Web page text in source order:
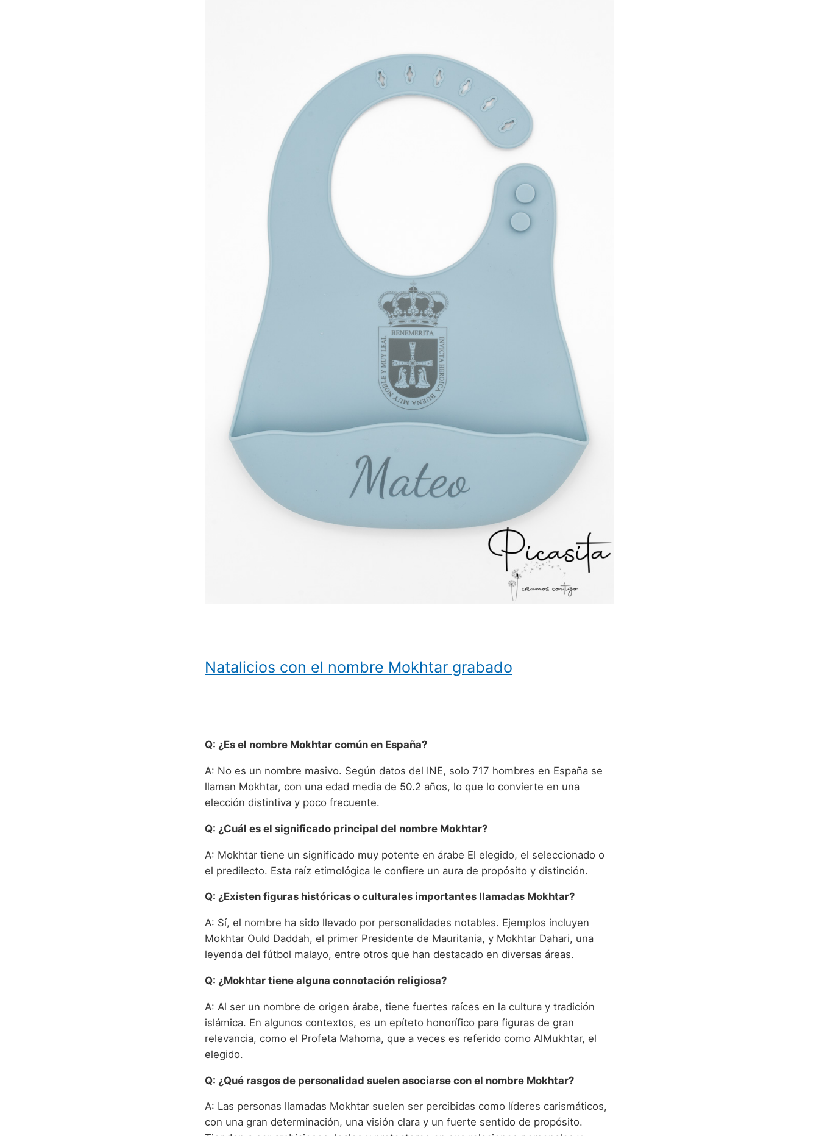
Natalicios con el nombre Mokhtar grabado
Q: ¿Es el nombre Mokhtar común en España?
A: No es un nombre masivo. Según datos del INE, solo 717 hombres en España se
llaman Mokhtar, con una edad media de 50.2 años, lo que lo convierte en una
elección distintiva y poco frecuente.
Q: ¿Cuál es el significado principal del nombre Mokhtar?
A: Mokhtar tiene un significado muy potente en árabe El elegido, el seleccionado o
el predilecto. Esta raíz etimológica le confiere un aura de propósito y distinción.
Q: ¿Existen figuras históricas o culturales importantes llamadas Mokhtar?
A: Sí, el nombre ha sido llevado por personalidades notables. Ejemplos incluyen
Mokhtar Ould Daddah, el primer Presidente de Mauritania, y Mokhtar Dahari, una
leyenda del fútbol malayo, entre otros que han destacado en diversas áreas.
Q: ¿Mokhtar tiene alguna connotación religiosa?
A: Al ser un nombre de origen árabe, tiene fuertes raíces en la cultura y tradición
islámica. En algunos contextos, es un epíteto honorífico para figuras de gran
relevancia, como el Profeta Mahoma, que a veces es referido como AlMukhtar, el
elegido.
Q: ¿Qué rasgos de personalidad suelen asociarse con el nombre Mokhtar?
A: Las personas llamadas Mokhtar suelen ser percibidas como líderes carismáticos,
con una gran determinación, una visión clara y un fuerte sentido de propósito.